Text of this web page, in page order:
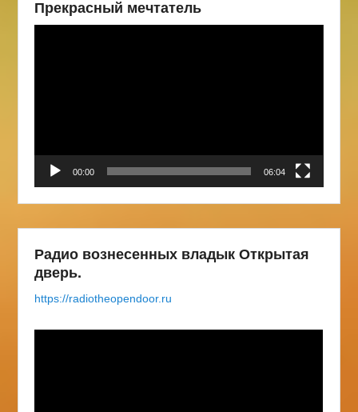
Прекрасный мечтатель
00:00 06:04
Радио вознесенных владык Открытая
дверь.
https://radiotheopendoor.ru